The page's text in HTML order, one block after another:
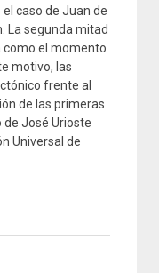
caso de Juan de
La segunda mitad
como el momento
motivo, las
frente al
de las primeras
José Urioste
Universal de